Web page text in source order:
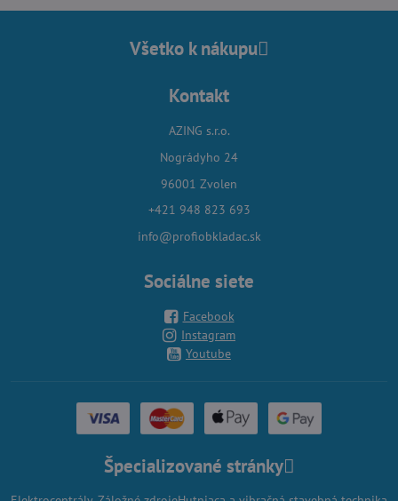
Všetko k nákupu
Kontakt
AZING s.r.o.
Nográdyho 24
96001 Zvolen
+421 948 823 693
info@profiobkladac.sk
Sociálne siete
Facebook
Instagram
Youtube
Špecializované stránky